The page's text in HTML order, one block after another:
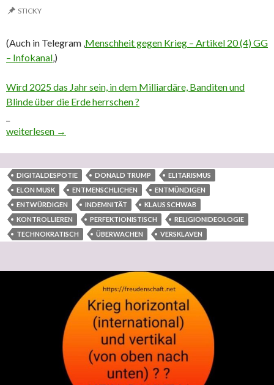
STICKY
(Auch in Telegram ‚Menschheit gegen Krieg – Artikel 20 (4) GG
– Infokanal‚)
Wird 2025 das Jahr sein, in dem Milliardäre, Banditen und
Blinde über die Erde herrschen ?
Wird 2025 das Jahr sein, in dem Milliardäre, Banditen und
weiterlesen →
DIGITALDESPOTIE DONALD TRUMP
ELITARISMUS
ELON MUSK
ENTMENSCHLICHEN
ENTMÜNDIGEN
ENTWÜRDIGEN
INDEMNITÄT
KLAUS SCHWAB
KONTROLLIEREN
PERFEKTIONISTISCH
RELIGIONIDEOLOGIE
TECHNOKRATISCH
ÜBERWACHEN VERSKLAVEN